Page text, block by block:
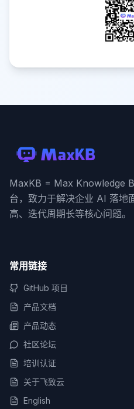
MaxKB = Max Knowledge
台，致力于解决企业 AI 落地
高、迭代周期长等核心问题。
常用链接
GitHub 项目
产品文档
产品动态
社区论坛
培训认证
关于飞致云
English